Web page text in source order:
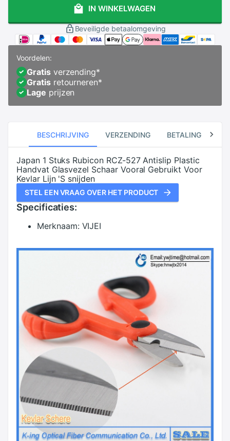
IN WINKELWAGEN
Beveiligde betaalomgeving
Voordelen:
Gratisverzending*
Gratisretourneren*
Lage prijzen
BESCHRIJVING VERZENDING BETALING
Japan 1 Stuks Rubicon RCZ-527 Antislip Plastic
Handvat Glasvezel Schaar Vooral Gebruikt Voor
Kevlar Lijn 'S snijden
STEL EEN VRAAG OVER HET PRODUCT
Specificaties:
Merknaam: VIJEI